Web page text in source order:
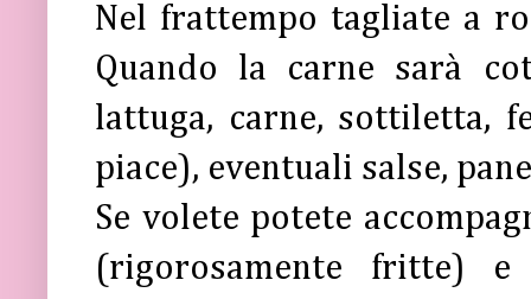
Nel frattempo tagliate a
Quando la carne sarà
lattuga, carne, sottiletta,
piace), eventuali salse,
Se volete potete
(rigorosamente fritte)